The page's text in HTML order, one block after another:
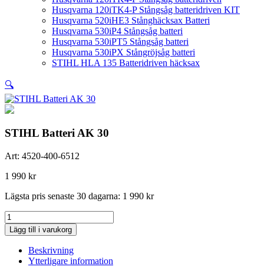
Husqvarna 120iTK4-P Stångsåg batteridriven KIT
Husqvarna 520iHE3 Stånghäcksax Batteri
Husqvarna 530iP4 Stångsåg batteri
Husqvarna 530iPT5 Stångsåg batteri
Husqvarna 530iPX Stångröjsåg batteri
STIHL HLA 135 Batteridriven häcksax
🔍
STIHL Batteri AK 30
Art: 4520-400-6512
1 990 kr
Lägsta pris senaste 30 dagarna: 1 990 kr
STIHL
Batteri
AK
mängd
Lägg till i varukorg
Beskrivning
Ytterligare information